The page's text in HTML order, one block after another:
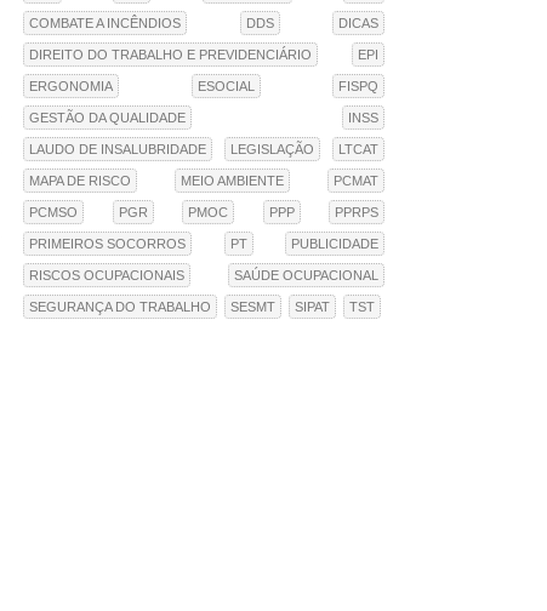
COMBATE A INCÊNDIOS DDS DICAS
DIREITO DO TRABALHO E PREVIDENCIÁRIO EPI
ERGONOMIA ESOCIAL FISPQ
GESTÃO DA QUALIDADE INSS
LAUDO DE INSALUBRIDADE LEGISLAÇÃO LTCAT
MAPA DE RISCO MEIO AMBIENTE PCMAT
PCMSO PGR PMOC PPP PPRPS
PRIMEIROS SOCORROS PT PUBLICIDADE
RISCOS OCUPACIONAIS SAÚDE OCUPACIONAL
SEGURANÇA DO TRABALHO SESMT SIPAT TST